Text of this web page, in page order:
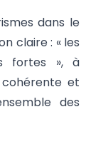
dans le
claire : « les
fortes », à
et
des